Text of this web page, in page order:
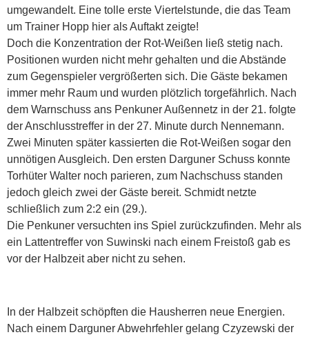
umgewandelt. Eine tolle erste Viertelstunde, die das Team
um Trainer Hopp hier als Auftakt zeigte!
Doch die Konzentration der Rot-Weißen ließ stetig nach.
Positionen wurden nicht mehr gehalten und die Abstände
zum Gegenspieler vergrößerten sich. Die Gäste bekamen
immer mehr Raum und wurden plötzlich torgefährlich. Nach
dem Warnschuss ans Penkuner Außennetz in der 21. folgte
der Anschlusstreffer in der 27. Minute durch Nennemann.
Zwei Minuten später kassierten die Rot-Weißen sogar den
unnötigen Ausgleich. Den ersten Darguner Schuss konnte
Torhüter Walter noch parieren, zum Nachschuss standen
jedoch gleich zwei der Gäste bereit. Schmidt netzte
schließlich zum 2:2 ein (29.).
Die Penkuner versuchten ins Spiel zurückzufinden. Mehr als
ein Lattentreffer von Suwinski nach einem Freistoß gab es
vor der Halbzeit aber nicht zu sehen.
In der Halbzeit schöpften die Hausherren neue Energien.
Nach einem Darguner Abwehrfehler gelang Czyzewski der